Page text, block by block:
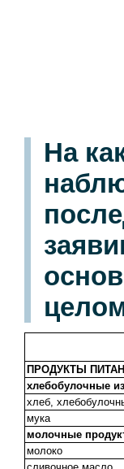
На
ПРОДУКТЫ
хлебобулочные
хлеб,
мука
молочные
молоко